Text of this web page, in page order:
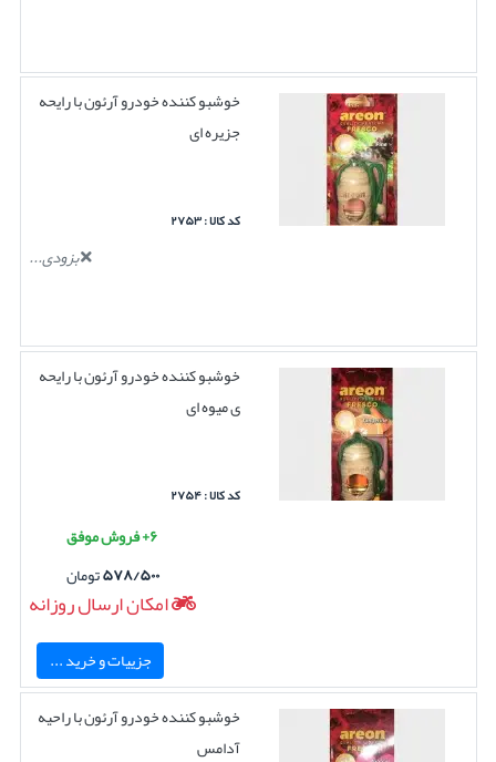
خوشبو کننده خودرو آرئون با رایحه
جزیره ای
کد کالا : ۲۷۵۳
بزودی...
خوشبو کننده خودرو آرئون با رایحه
ی میوه ای
کد کالا : ۲۷۵۴
۶+ فروش موفق
۵۷۸/۵۰۰تومان
امکان ارسال روزانه
جزییات و خرید ...
خوشبو کننده خودرو آرئون با راحیه
آدامس